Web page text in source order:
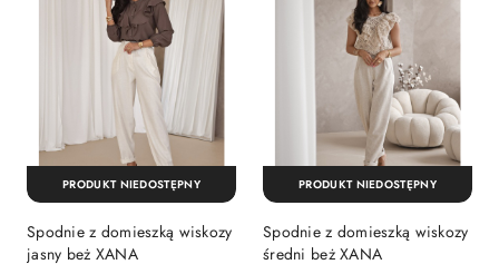
Spodnie z domieszką wiskozy
jasny beż XANA
PRODUKT NIEDOSTĘPNY
Spodnie z domieszką wiskozy
średni beż XANA
PRODUKT NIEDOSTĘPNY